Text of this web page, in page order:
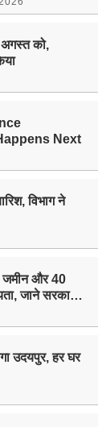
को,
Next
विभाग ने
जमीन और 40
जाने सरकार
उदयपुर, हर घर